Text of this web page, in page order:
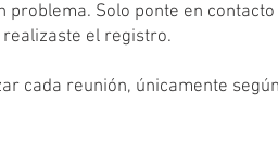
problema. Solo ponte en
el registro.
cada reunión, únicamente